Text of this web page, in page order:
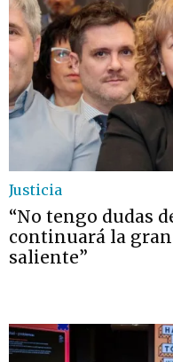
Justicia
“No tengo dudas
continuará la
saliente”